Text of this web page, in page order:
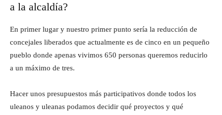
a la alcaldía?
En primer lugar y nuestro primer punto sería la reducción de
concejales liberados que actualmente es de cinco en un pequeño
pueblo donde apenas vivimos 650 personas queremos reducirlo
a un máximo de tres.
Hacer unos presupuestos más participativos donde todos los
uleanos y uleanas podamos decidir qué proyectos y qué